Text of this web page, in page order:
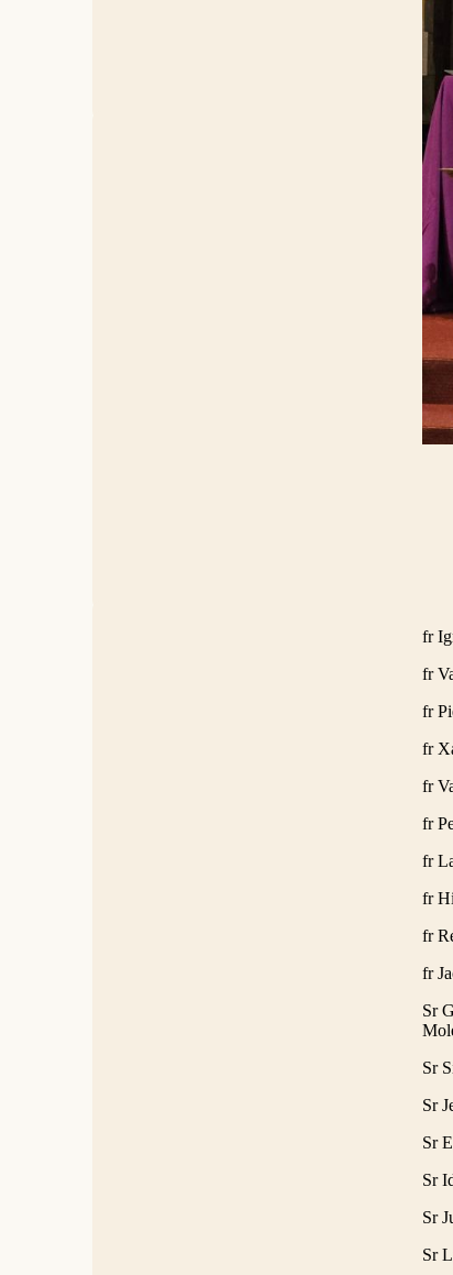
Ze
hun
van
fr
fr
fr
fr
fr
fr
fr
fr
fr
fr
Sr
Sr
Sr
Sr
Sr
Sr
Sr